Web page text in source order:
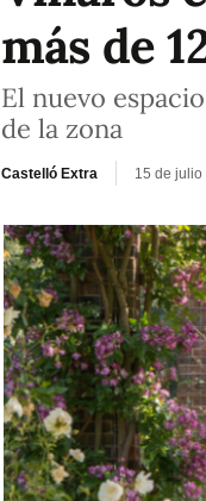
más de
El nuevo
de la zona
Castelló Extra 15 de julio